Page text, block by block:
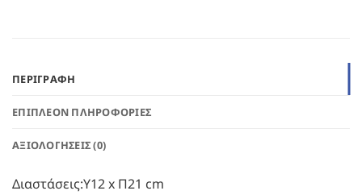
ΠΕΡΙΓΡΑΦΉ
ΕΠΙΠΛΈΟΝ ΠΛΗΡΟΦΟΡΊΕΣ
ΑΞΙΟΛΟΓΉΣΕΙΣ (0)
Διαστάσεις:Υ12 x Π21 cm